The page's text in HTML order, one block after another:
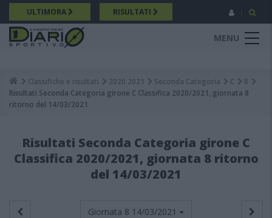
Salta
al
contenuto
principale
ULTIMORA RISULTATI
MENU
Breadcrumb
Classifiche e risultati 2020 2021 Seconda Categoria C
8
Risultati Seconda Categoria girone C Classifica 2020/2021, giornata 8
ritorno del 14/03/2021
Risultati Seconda Categoria girone C
Classifica 2020/2021, giornata 8 ritorno
del 14/03/2021
Giornata 8 14/03/2021